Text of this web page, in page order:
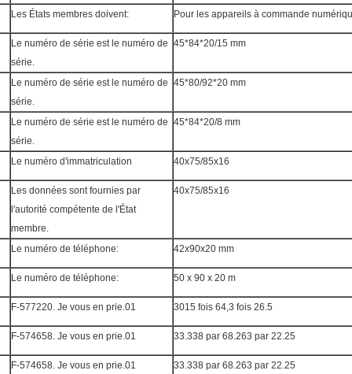
Les États membres doivent: Pour les appareils à commande
Le numéro de série est le numéro de
série.
45*84*20/15 mm
Le numéro de série est le numéro de
série.
45*80/92*20 mm
Le numéro de série est le numéro de
série.
45*84*20/8 mm
Le numéro d'immatriculation 40x75/85x16
Les données sont fournies par
l'autorité compétente de l'État
membre.
40x75/85x16
Le numéro de téléphone: 42x90x20 mm
Le numéro de téléphone: 50 x 90 x 20 m
F-577220. Je vous en prie.01 3015 fois 64,3 fois 26.5
F-574658. Je vous en prie.01 33.338 par 68.263 par 22.25
F-574658. Je vous en prie.01 33.338 par 68.263 par 22.25